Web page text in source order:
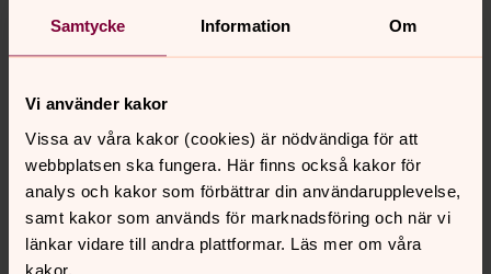
Samtycke Information Om
Vi använder kakor
Vissa av våra kakor (cookies) är nödvändiga för att
webbplatsen ska fungera. Här finns också kakor för
analys och kakor som förbättrar din användarupplevelse,
samt kakor som används för marknadsföring och när vi
länkar vidare till andra plattformar. Läs mer om våra
kakor.
”nej” eller ”inget” – skriv det.)